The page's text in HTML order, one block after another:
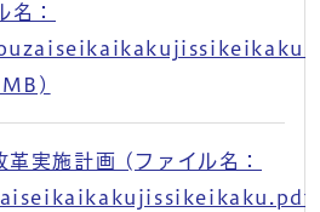
名：
革実施計画 (ファイル名：